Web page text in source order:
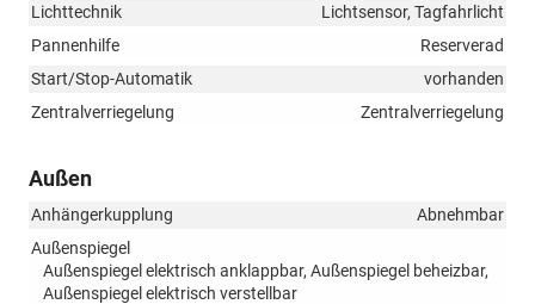
Lichttechnik
Lichtsensor, Tagfahrlicht
Pannenhilfe
Reserverad
Start/Stop-Automatik
vorhanden
Zentralverriegelung
Zentralverriegelung
Außen
Anhängerkupplung
Abnehmbar
Außenspiegel
Außenspiegel elektrisch anklappbar, Außenspiegel beheizbar,
Außenspiegel elektrisch verstellbar